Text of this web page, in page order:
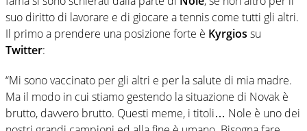
suo diritto di lavorare e di giocare a tennis come tutti gli altri.
Il primo a prendere una posizione forte è Kyrgios su
Twitter:
“Mi sono vaccinato per gli altri e per la salute di mia madre.
Ma il modo in cui stiamo gestendo la situazione di Novak è
brutto, davvero brutto. Questi meme, i titoli… Nole è uno dei